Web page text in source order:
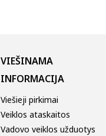
VIEŠINAMA
INFORMACIJA
Viešieji pirkimai
Veiklos ataskaitos
Vadovo veiklos užduotys